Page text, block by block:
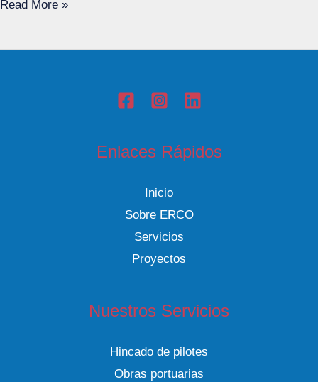
Plan
Izaje
Read More »
Enlaces Rápidos
Inicio
Sobre ERCO
Servicios
Proyectos
Nuestros Servicios
Hincado de pilotes
Obras portuarias